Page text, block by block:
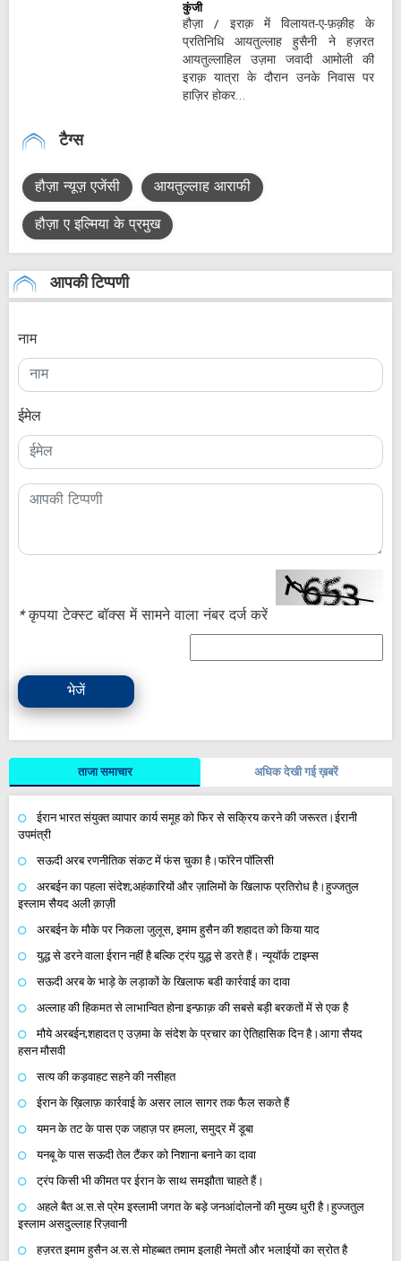
कुंजी
हौज़ा / इराक़ में विलायत-ए-फ़क़ीह के
प्रतिनिधि आयतुल्लाह हुसैनी ने हज़रत
आयतुल्लाहिल उज़मा जवादी आमोली की
इराक़ यात्रा के दौरान उनके निवास पर
हाज़िर होकर…
टैग्स
हौज़ा न्यूज़ एजेंसी
आयतुल्लाह आराफी
हौज़ा ए इल्मिया के प्रमुख
आपकी टिप्पणी
नाम
ईमेल
*कृपया टेक्स्ट बॉक्स में सामने वाला नंबर दर्ज करें
भेजें
ताजा समाचार अधिक देखी गई ख़बरें
ईरान भारत संयुक्त व्यापार कार्य समूह को फिर से सक्रिय करने की जरूरत।ईरानी
उपमंत्री
सऊदी अरब रणनीतिक संकट में फंस चुका है।फॉरेन पॉलिसी
अरबईन का पहला संदेश;अहंकारियों और ज़ालिमों के खिलाफ प्रतिरोध है।हुज्जतुल
इस्लाम सैयद अली क़ाज़ी
अरबईन के मौके पर निकला जुलूस, इमाम हुसैन की शहादत को किया याद
युद्ध से डरने वाला ईरान नहीं है बल्कि ट्रंप युद्ध से डरते हैं। न्यूयॉर्क टाइम्स
सऊदी अरब के भाड़े के लड़ाकों के खिलाफ बडी कार्रवाई का दावा
अल्लाह की हिकमत से लाभान्वित होना इन्फ़ाक़ की सबसे बड़ी बरकतों में से एक है
मौये अरबईन;शहादत ए उज़मा के संदेश के प्रचार का ऐतिहासिक दिन है।आगा सैयद
हसन मौसवी
सत्य की कड़वाहट सहने की नसीहत
ईरान के ख़िलाफ़ कार्रवाई के असर लाल सागर तक फैल सकते हैं
यमन के तट के पास एक जहाज़ पर हमला, समुद्र में डूबा
यनबू के पास सऊदी तेल टैंकर को निशाना बनाने का दावा
ट्रंप किसी भी कीमत पर ईरान के साथ समझौता चाहते हैं।
अहले बैत अ.स.से प्रेम इस्लामी जगत के बड़े जनआंदोलनों की मुख्य धुरी है।हुज्जतुल
इस्लाम असदुल्लाह रिज़वानी
हज़रत इमाम हुसैन अ.स.से मोहब्बत तमाम इलाही नेमतों और भलाईयों का स्रोत है